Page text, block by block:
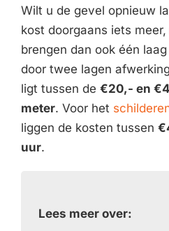
Wilt u de gevel opnieuw
kost doorgaans iets
brengen dan ook één
door twee lagen
ligt tussen de €20,- en
meter. Voor het
liggen de kosten tussen
uur.
Lees meer over: